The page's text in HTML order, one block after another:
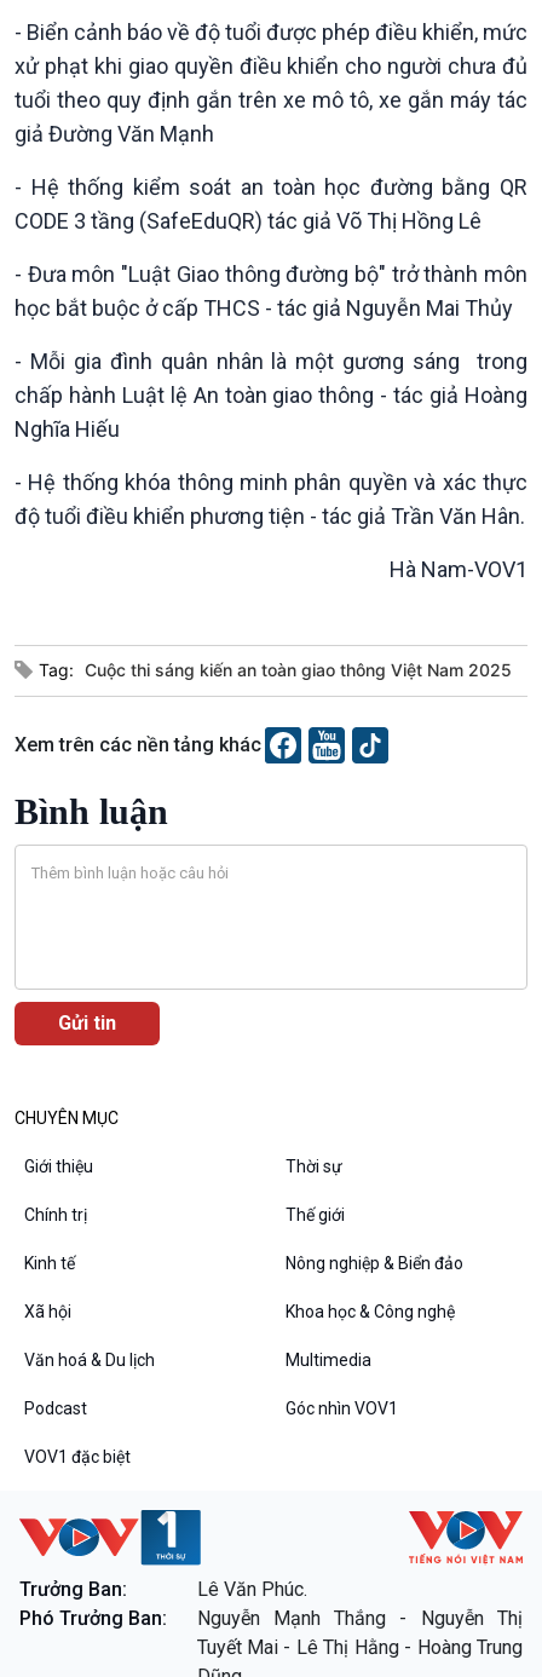
Thanh âm ký sự
Chân dung cuộc sống
- Biển cảnh báo về độ tuổi được phép điều khiển, mức
xử phạt khi giao quyền điều khiển cho người chưa đủ
tuổi theo quy định gắn trên xe mô tô, xe gắn máy tác
giả Đường Văn Mạnh
- Hệ thống kiểm soát an toàn học đường bằng QR
CODE 3 tầng (SafeEduQR) tác giả Võ Thị Hồng Lê
- Đưa môn "Luật Giao thông đường bộ" trở thành môn
học bắt buộc ở cấp THCS - tác giả Nguyễn Mai Thủy
- Mỗi gia đình quân nhân là một gương sáng trong
chấp hành Luật lệ An toàn giao thông - tác giả Hoàng
Nghĩa Hiếu
- Hệ thống khóa thông minh phân quyền và xác thực
độ tuổi điều khiển phương tiện - tác giả Trần Văn Hân.
Hà Nam-VOV1
Tag: Cuộc thi sáng kiến an toàn giao thông Việt Nam 2025
Xem trên các nền tảng khác
Bình luận
CHUYÊN MỤC
Giới thiệu Thời sự
Chính trị Thế giới
Kinh tế Nông nghiệp & Biển đảo
Xã hội Khoa học & Công nghệ
Văn hoá & Du lịch Multimedia
Podcast Góc nhìn VOV1
VOV1 đặc biệt
Trưởng Ban:
Lê Văn Phúc.
Phó Trưởng Ban:
Nguyễn Mạnh Thắng - Nguyễn Thị
Tuyết Mai - Lê Thị Hằng - Hoàng Trung